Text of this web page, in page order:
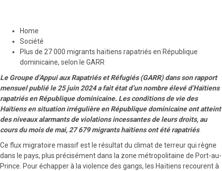
Home
Société
Plus de 27 000 migrants haïtiens rapatriés en République
dominicaine, selon le GARR
Le Groupe d’Appui aux Rapatriés et Réfugiés (GARR) dans son rapport
mensuel publié le 25 juin 2024 a fait état d’un nombre élevé d’Haïtiens
rapatriés en République dominicaine. Les conditions de vie des
Haïtiens en situation irrégulière en République dominicaine ont atteint
des niveaux alarmants de violations incessantes de leurs droits, au
cours du mois de mai, 27 679 migrants haïtiens ont été rapatriés.
Ce flux migratoire massif est le résultat du climat de terreur qui règne
dans le pays, plus précisément dans la zone métropolitaine de Port-au-
Prince. Pour échapper à la violence des gangs, les Haïtiens recourent à